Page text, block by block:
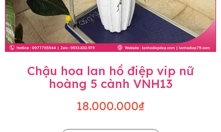
Chậu hoa lan hồ điệp vip nữ
hoàng 5 cành VNH13
18.000.000₫